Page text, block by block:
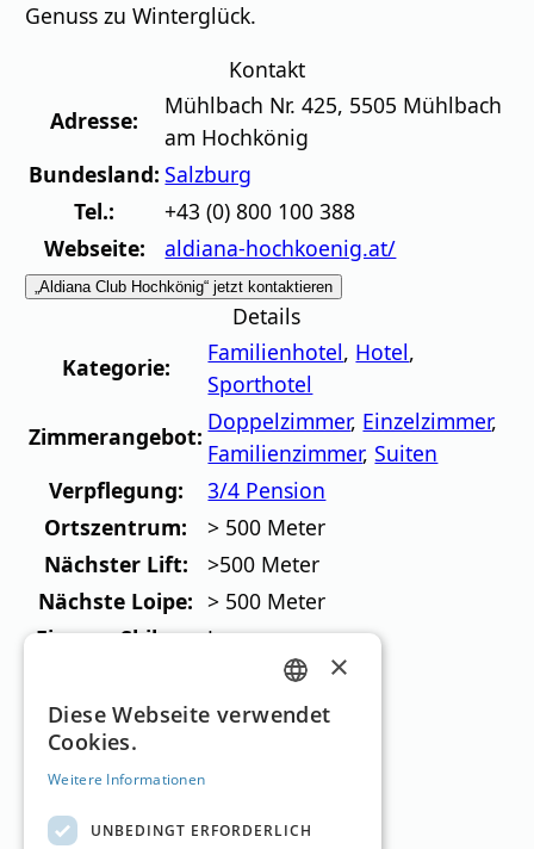
Genuss zu Winterglück.
Kontakt
Adresse:
Mühlbach Nr. 425, 5505 Mühlbach
am Hochkönig
Bundesland: Salzburg
Tel.:
+43 (0) 800 100 388
Webseite:
aldiana-hochkoenig.at/
„Aldiana Club Hochkönig“ jetzt kontaktieren
Details
Kategorie:
Familienhotel, Hotel,
Sporthotel
Zimmerangebot:
Doppelzimmer, Einzelzimmer,
Familienzimmer,Suiten
Verpflegung:
3/4 Pension
Ortszentrum:
> 500 Meter
Nächster Lift:
>500 Meter
Nächste Loipe: > 500 Meter
Eigener Skibus: Ja
Skigebiete in der
Umgebung
GERMAN
×
Diese Webseite verwendet
Cookies.
Weitere Informationen
UNBEDINGT ERFORDERLICH